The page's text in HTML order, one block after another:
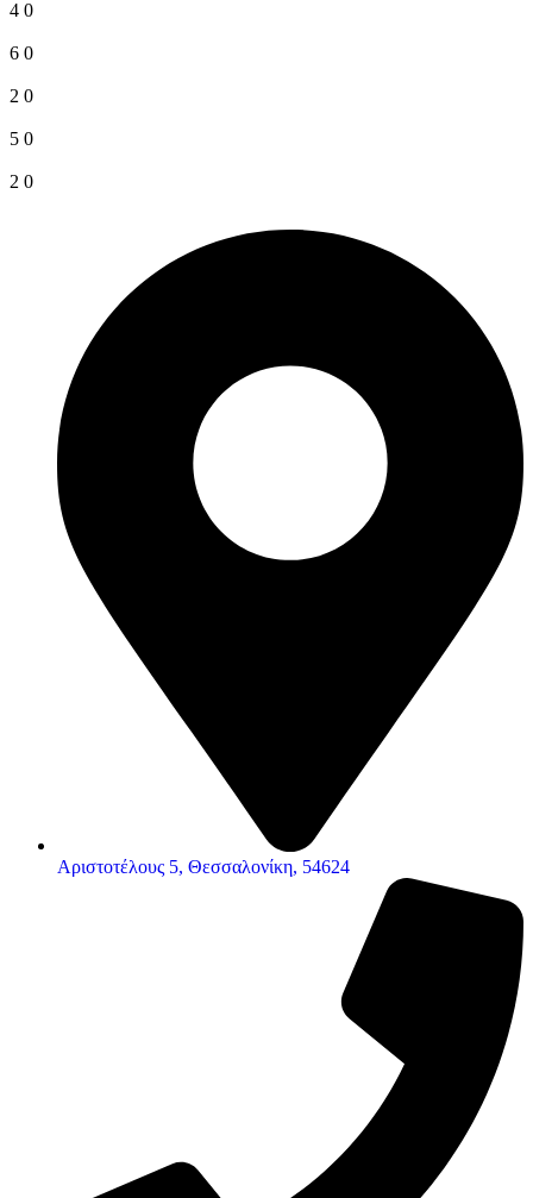
4 0
6 0
2 0
5 0
2 0
Αριστοτέλους 5, Θεσσαλονίκη, 54624